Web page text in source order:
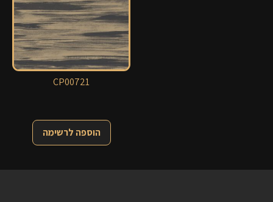
CP00721
הוספה לרשימה